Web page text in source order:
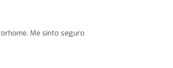
Me sinto seguro